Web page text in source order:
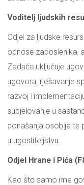
Voditelj ljudskih
Odjel za ljudske
odnose zaposlenika,
Zadaća uključuje
ugovora, rješavanje
razvoj i
sudjelovanje u
ponašanja osoblja te
u ugostiteljstvu.
Odjel Hrane i Pića
Kao što samo ime